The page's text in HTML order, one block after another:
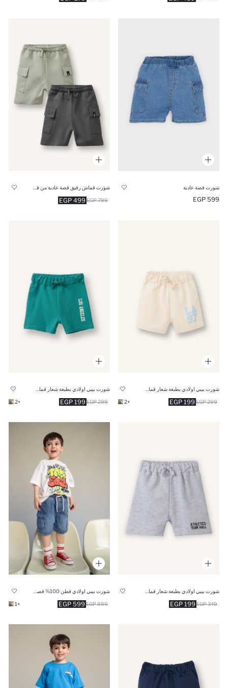
شورت قصة عادية
599 EGP
499 EGP 799 EGP
199 EGP 299 EGP
+2
199 EGP 299 EGP
+2
199 EGP 349 EGP
599 EGP 899 EGP
+1